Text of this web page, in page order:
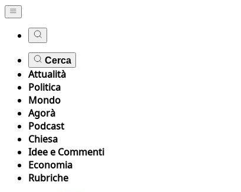
Cerca
Attualità
Politica
Mondo
Agorà
Podcast
Chiesa
Idee e Commenti
Economia
Rubriche